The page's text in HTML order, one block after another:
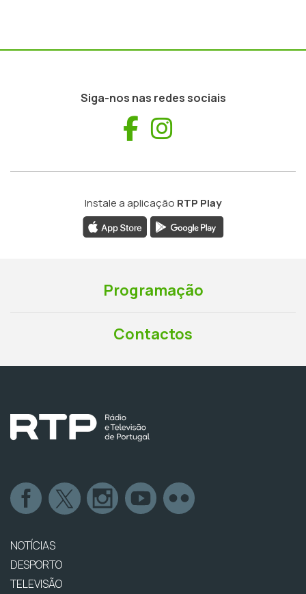
Siga-nos nas redes sociais
Facebook
Instale a aplicação RTP Play
Programação
Contactos
NOTÍCIAS
DESPORTO
TELEVISÃO